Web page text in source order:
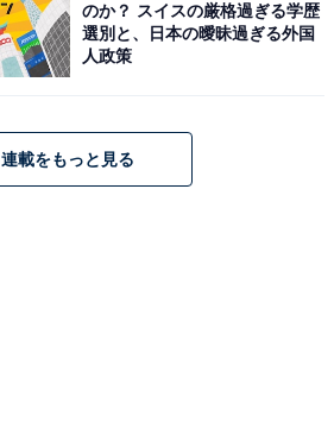
のか？ スイスの厳格過ぎる学歴
選別と、日本の曖昧過ぎる外国
人政策
連載をもっと見る